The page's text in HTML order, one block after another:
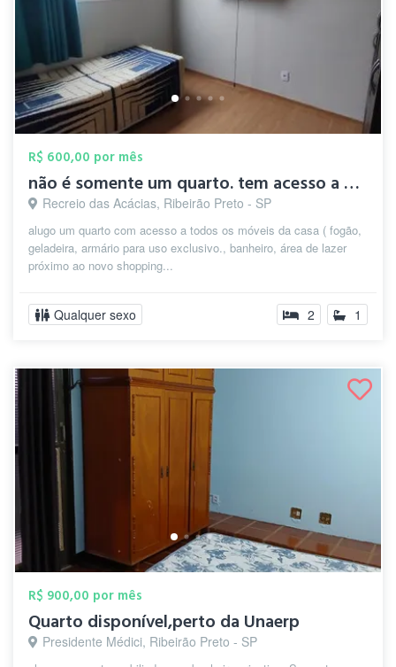
R$ 600,00 por mês
não é somente um quarto. tem acesso a ar...
Recreio das Acácias, Ribeirão Preto - SP
alugo um quarto com acesso a todos os móveis da casa ( fogão,
geladeira, armário para uso exclusivo., banheiro, área de lazer
próximo ao novo shopping...
Qualquer sexo 2 1
R$ 900,00 por mês
Quarto disponível,perto da Unaerp
Presidente Médici, Ribeirão Preto - SP